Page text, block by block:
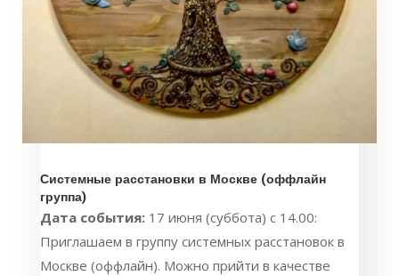
Системные расстановки в Москве (оффлайн
группа)
Дата события: 17 июня (суббота) с 14.00:
Приглашаем в группу системных расстановок в
Москве (оффлайн). Можно прийти в качестве